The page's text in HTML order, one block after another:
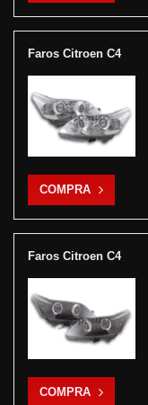
Faros Citroen C4
COMPRA
Faros Citroen C4
COMPRA